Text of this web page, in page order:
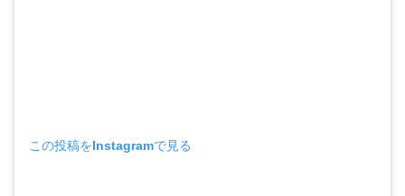
この投稿をInstagramで見る